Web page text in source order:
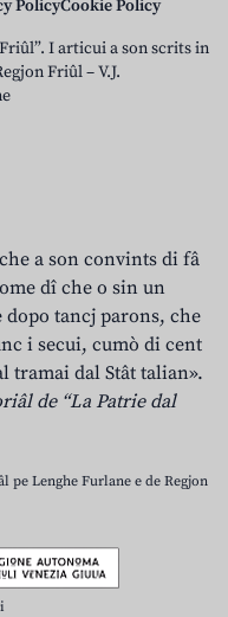
PolicyCookie Policy
I articui a son scrits in
Friûl – V.J.
a son convints di fâ
dî che o sin un
tancj parons, che
i secui, cumò di cent
tramai dal Stât talian».
de “La Patrie dal
pe Lenghe Furlane e de Regjon